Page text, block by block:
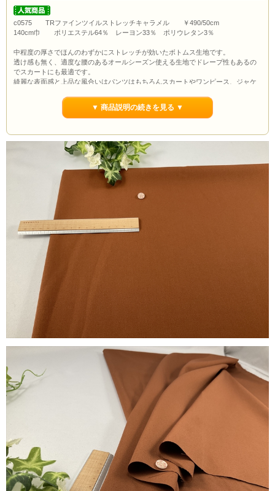
c0575 TRファインツイルストレッチキャラメル ￥490/50cm
140cm巾 ポリエステル64％ レーヨン33％ ポリウレタン3％
中程度の厚さでほんのわずかにストレッチが効いたボトムス生地です。
透け感も無く、適度な腰のあるオールシーズン使える生地でドレープ性もあるの
でスカートにも最適です。
綺麗な表面感と上品な風合いはパンツはもちろんスカートやワンピース、ジャケ
ボタンの大きさは約1.0cmです。
通常市場価格￥990/50cm程度で販売されていますが今回は￥490/50cmでのご紹介
当店の最低購入数量は1ｍ(数量2）からとなっていますので数量２以上でのご注文
よろしくお願いいたします。
ポイント3％還元します。
▼ 商品説明の続きを見る ▼